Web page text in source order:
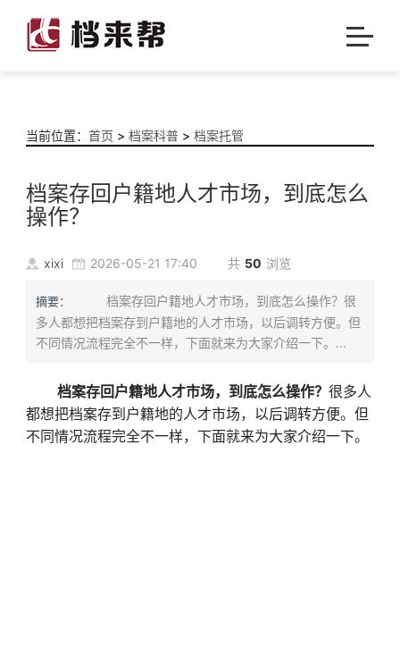
当前位置： 首页 > 档案科普> 档案托管
档案存回户籍地人才市场，到底怎么
操作？
xixi 2026-05-21 17:40 共 50 浏览
摘要：
档案存回户籍地人才市场，到底怎么操作？很
多人都想把档案存到户籍地的人才市场，以后调转方便。但
不同情况流程完全不一样，下面就来为大家介绍一下。...
档案存回户籍地人才市场，到底怎么操作？ 很多人
都想把档案存到户籍地的人才市场，以后调转方便。但
不同情况流程完全不一样，下面就来为大家介绍一下。